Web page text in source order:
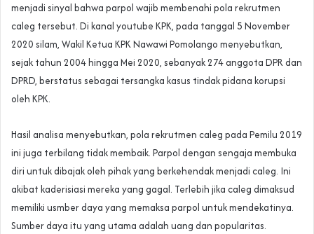
menjadi sinyal bahwa parpol wajib membenahi pola rekrutmen
caleg tersebut. Di kanal youtube KPK, pada tanggal 5 November
2020 silam, Wakil Ketua KPK Nawawi Pomolango menyebutkan,
sejak tahun 2004 hingga Mei 2020, sebanyak 274 anggota DPR dan
DPRD, berstatus sebagai tersangka kasus tindak pidana korupsi
oleh KPK.
Hasil analisa menyebutkan, pola rekrutmen caleg pada Pemilu 2019
ini juga terbilang tidak membaik. Parpol dengan sengaja membuka
diri untuk dibajak oleh pihak yang berkehendak menjadi caleg. Ini
akibat kaderisiasi mereka yang gagal. Terlebih jika caleg dimaksud
memiliki usmber daya yang memaksa parpol untuk mendekatinya.
Sumber daya itu yang utama adalah uang dan popularitas.